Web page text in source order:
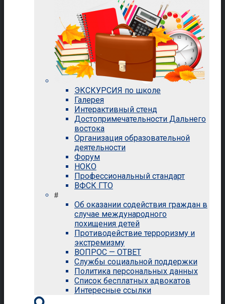
ЭКСКУРСИЯ по школе
Галерея
Интерактивный стенд
Достопримечательности Дальнего
востока
Организация образовательной
деятельности
Форум
НОКО
Профессиональный стандарт
ВФСК ГТО
#
Об оказании содействия граждан в
случае международного
похищения детей
Противодействие терроризму и
экстремизму
ВОПРОС — ОТВЕТ
Службы социальной поддержки
Политика персональных данных
Список бесплатных адвокатов
Интересные ссылки